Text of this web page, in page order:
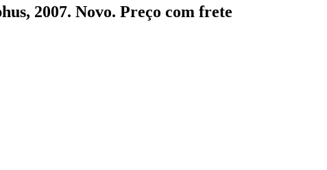
2007. Novo. Preço com frete